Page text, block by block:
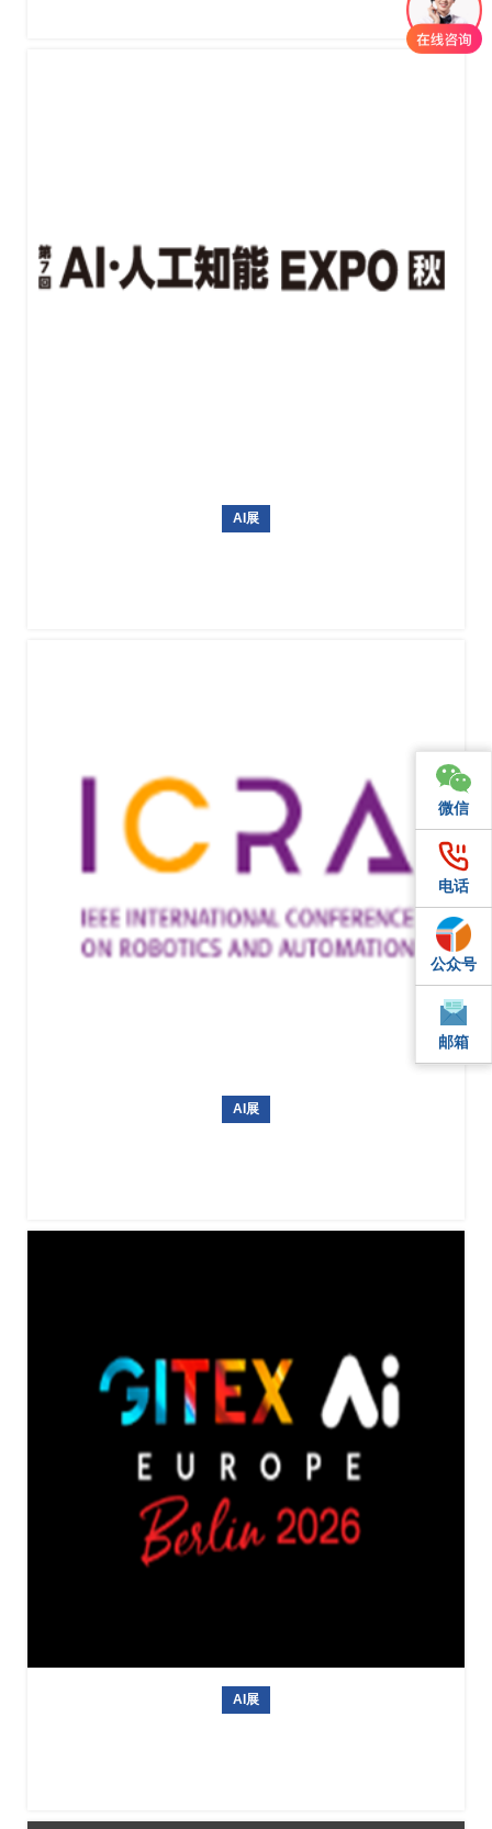
AI展
AI展
AI展
微信
电话
QQ
邮箱
微信
电话
公众号
邮箱